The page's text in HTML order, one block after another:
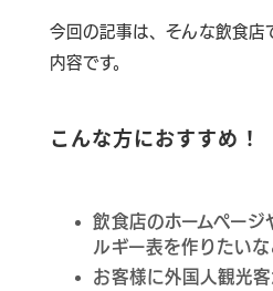
今回の記事は、そんな飲食店
内容です。
こんな方におすすめ！
飲食店のホームページ
ルギー表を作りたい
お客様に外国人観光